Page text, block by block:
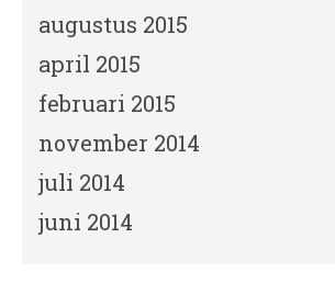
augustus 2015
april 2015
februari 2015
november 2014
juli 2014
juni 2014